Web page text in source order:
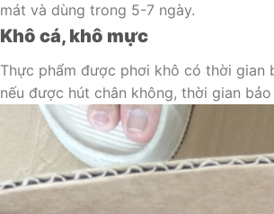
mát và dùng trong 5-7 ngày.
Khô cá, khô mực
Thực phẩm được phơi khô có thời gian
nếu được hút chân không, thời gian